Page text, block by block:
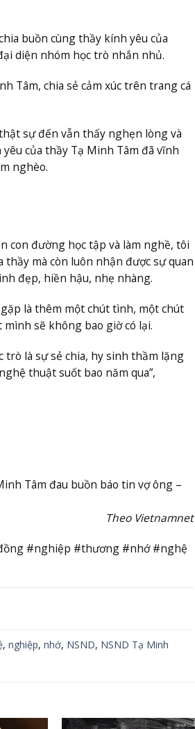
buồn cùng thầy kính yêu của
diện nhóm học trò nhắn nhủ.
Tâm, chia sẻ cảm xúc trên trang cá
sự đến vẫn thấy nghẹn lòng và
của thầy Tạ Minh Tâm đã vĩnh
nghèo.
con đường học tập và làm nghề, tôi
mà còn luôn nhận được sự quan
đẹp, hiền hậu, nhẹ nhàng.
là thêm một chút tình, một chút
sẽ không bao giờ có lại.
trò là sự sẻ chia, hy sinh thầm lặng
thuật suốt bao năm qua”,
Tâm đau buồn báo tin vợ ông –
Theo Vietnamnet
#nghiệp #thương #nhớ #nghệ
, nghiệp, nhớ, NSND, NSND Tạ Minh